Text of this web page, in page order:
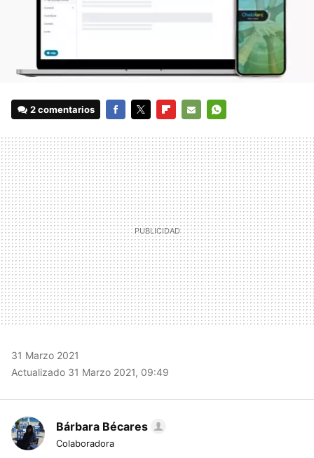
2 comentarios
MAIL
31 Marzo 2021
Actualizado 31 Marzo 2021, 09:49
Bárbara Bécares
Colaboradora